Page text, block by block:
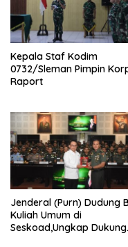
Kepala Staf Kodim
0732/Sleman Pimpin
Raport
Jenderal (Purn) Dudung
Kuliah Umum di
Seskoad,Ungkap Dukung